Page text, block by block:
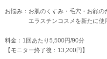
お悩み：お肌のくすみ・毛穴・お顔
エラスチンコスメを新たに使用
料金：1回あたり5,500円/90分
【モニター終了後：13,200円】